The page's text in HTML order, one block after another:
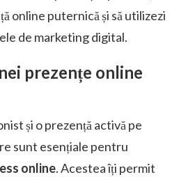
online puternică și să utilizezi
de marketing digital.
prezențe online
și o prezență activă pe
sunt esențiale pentru
online. Acestea îți permit